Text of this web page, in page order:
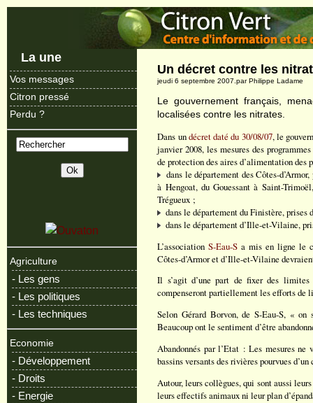
La une
Vos messages
Citron pressé
Perdu ?
Agriculture
- Les gens
- Les politiques
- Les techniques
Economie
- Développement
- Droits
- Energie
Un décret contre les
jeudi 6 septembre 2007.par Philippe Ladame
Le gouvernement français,
localisées contre les nitrates.
Dans undécret daté du 30/08/07, le
janvier 2008, les mesures des
de protection des aires d’alimentation des
dans le département des Côtes-
à Hengoat, du Gouessant à Saint-
Trégueux ;
dans le département du Finistère, prises
dans le département d’Ille-et-Vilaine,
L’associationS-Eau-S a mis en ligne le
Côtes-d’Armor et d’Ille-et-Vilaine
Il s’agit d’une part de fixer des limites
compenseront partiellement les efforts de
Selon Gérard Borvon, de S-Eau-S, «
Beaucoup ont le sentiment d’être
Abandonnés par l’Etat : Les mesures
bassins versants des rivières pourvues
Autour, leurs collègues, qui sont aussi
leurs effectifs animaux ni leur plan